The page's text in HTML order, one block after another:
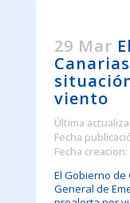
29 Mar
viento
Última
Fecha
Fecha
El Gobierno de
General de